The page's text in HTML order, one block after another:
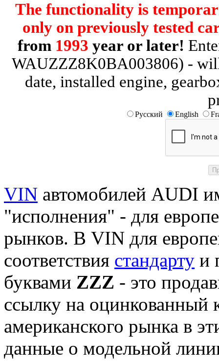
The functionality is
only on previously tested
from 1993 year or later!
WAUZZZ8K0BA003806) -
date, installed engine,
Русский English
VIN автомобилей AUDI
"исполнения" - для
рынков. В VIN для
соответствия стандарту и
буквами ZZZ - это
ссылку на оцинкованный
американского рынка в
данные о модельной